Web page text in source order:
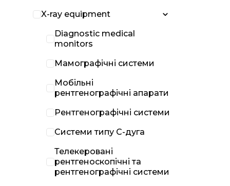
X-ray equipment
Diagnostic medical
monitors
Мамографічні системи
Мобільні
рентгенографічні апарати
Рентгенографічні системи
Системи типу С-дуга
Телекеровані
рентгеноскопічні та
рентгенографічні системи